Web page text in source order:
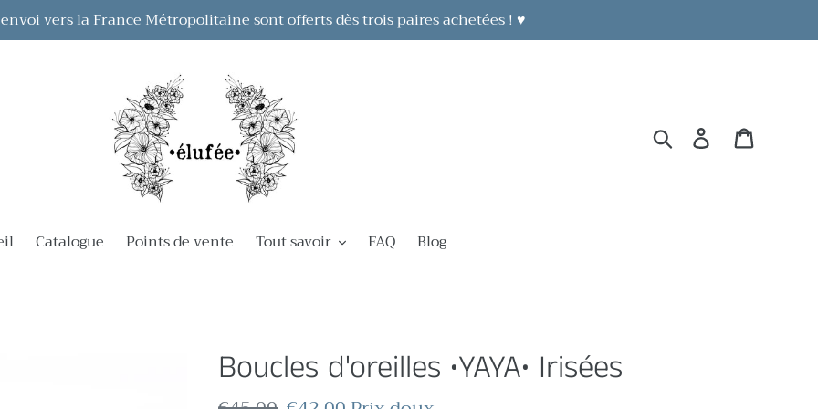
vers la France Métropolitaine sont offerts dès trois paires achetées ! ♥
RechercherSe connecter
Catalogue Points de vente Tout savoir FAQ Blog
Boucles d'oreilles •YAYA• Irisées